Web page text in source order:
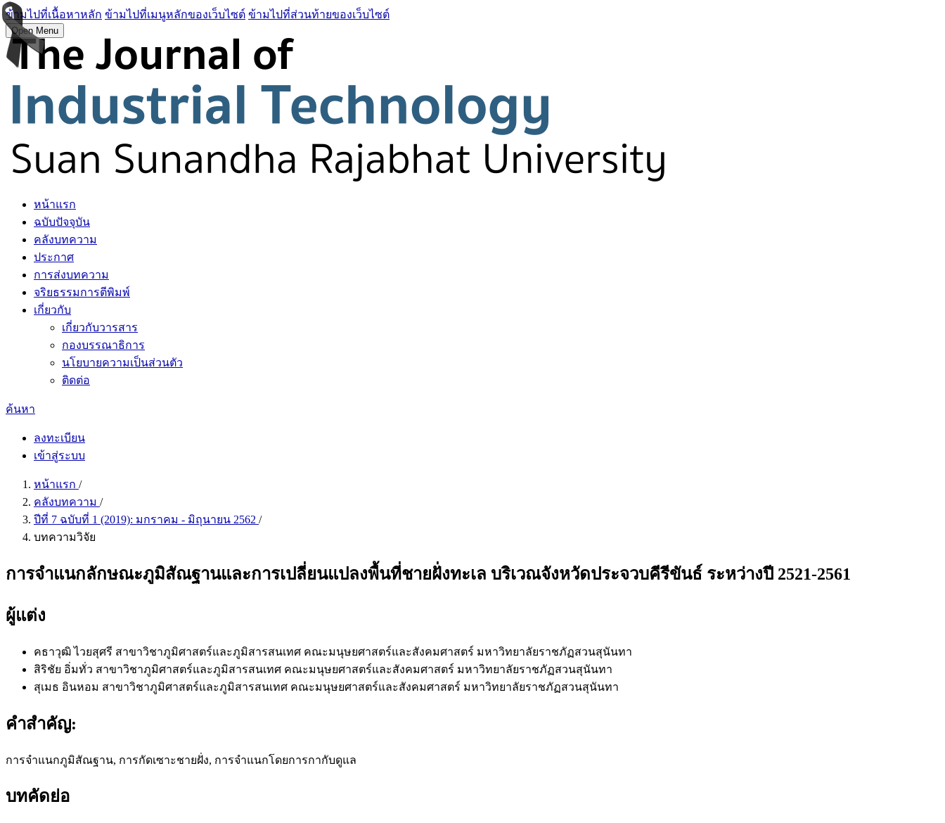
ข้ามไปที่เนื้อหาหลัก ข้ามไปที่เมนูหลักของเว็บไซต์ ข้ามไปที่ส่วนท้ายของเว็บไซต์
Open Menu
หน้าแรก
ฉบับปัจจุบัน
คลังบทความ
ประกาศ
การส่งบทความ
จริยธรรมการตีพิมพ์
เกี่ยวกับ
เกี่ยวกับวารสาร
กองบรรณาธิการ
นโยบายความเป็นส่วนตัว
ติดต่อ
ค้นหา
ลงทะเบียน
เข้าสู่ระบบ
หน้าแรก /
คลังบทความ /
ปีที่ 7 ฉบับที่ 1 (2019): มกราคม - มิถุนายน 2562 /
บทความวิจัย
การจำแนกลักษณะภูมิสัณฐานและการเปลี่ยนแปลงพื้นที่ชายฝั่งทะเล บริเวณจังหวัดประจวบคีรีขันธ์ ระหว่างปี 2521-2561
ผู้แต่ง
คธาวุฒิ ไวยสุศรี สาขาวิชาภูมิศาสตร์และภูมิสารสนเทศ คณะมนุษยศาสตร์และสังคมศาสตร์ มหาวิทยาลัยราชภัฏสวนสุนันทา
สิริชัย อิ่มทั่ว สาขาวิชาภูมิศาสตร์และภูมิสารสนเทศ คณะมนุษยศาสตร์และสังคมศาสตร์ มหาวิทยาลัยราชภัฏสวนสุนันทา
สุเมธ อินหอม สาขาวิชาภูมิศาสตร์และภูมิสารสนเทศ คณะมนุษยศาสตร์และสังคมศาสตร์ มหาวิทยาลัยราชภัฏสวนสุนันทา
คำสำคัญ:
การจำแนกภูมิสัณฐาน, การกัดเซาะชายฝั่ง, การจำแนกโดยการกากับดูแล
บทคัดย่อ